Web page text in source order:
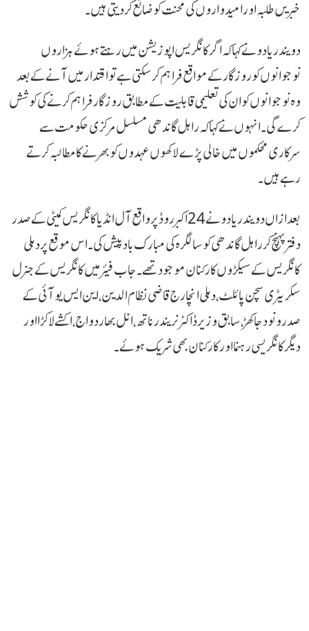
خبریں طلبہ اور امیدواروں کی محنت کو ضائع کر دیتی ہیں۔
دویندر یادو نے کہا کہ اگر کانگریس اپوزیشن میں رہتے ہوئے ہزاروں
نوجوانوں کو روزگار کے مواقع فراہم کر سکتی ہے تو اقتدار میں آنے کے بعد
وہ نوجوانوں کو ان کی تعلیمی قابلیت کے مطابق روزگار فراہم کرنے کی کوشش
کرے گی۔ انہوں نے کہا کہ راہل گاندھی مسلسل مرکزی حکومت سے
سرکاری محکموں میں خالی پڑے لاکھوں عہدوں کو بھرنے کا مطالبہ کرتے
رہے ہیں۔
بعد ازاں دویندر یادو نے 24 اکبر روڈ پر واقع آل انڈیا کانگریس کمیٹی کے صدر
دفتر پہنچ کر راہل گاندھی کو سالگرہ کی مبارک باد پیش کی۔ اس موقع پر دہلی
کانگریس کے سیکڑوں کارکنان موجود تھے۔ جاب فیئر میں کانگریس کے جنرل
سکریٹری سچن پائلٹ، دہلی انچارج قاضی نظام الدین، این ایس یو آئی کے
صدر ونود جاکھڑ، سابق وزیر ڈاکٹر نریندر ناتھ، انل بھاردواج، اکشے لاکڑا اور
دیگر کانگریسی رہنما اور کارکنان بھی شریک ہوئے۔